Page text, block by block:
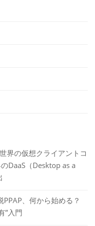
界の仮想クライアントコ
DaaS（Desktop as a
、何から始める？
”入門